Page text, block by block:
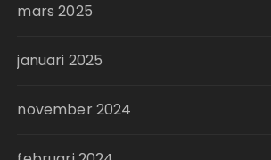
mars 2025
januari 2025
november 2024